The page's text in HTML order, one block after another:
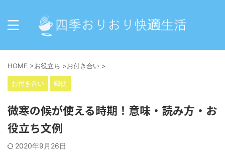
HOME >お役立ち >お付き合い >
お付き合い 郵便
微寒の候が使える時期！意味・読み方・お
役立ち文例
2020年9月26日